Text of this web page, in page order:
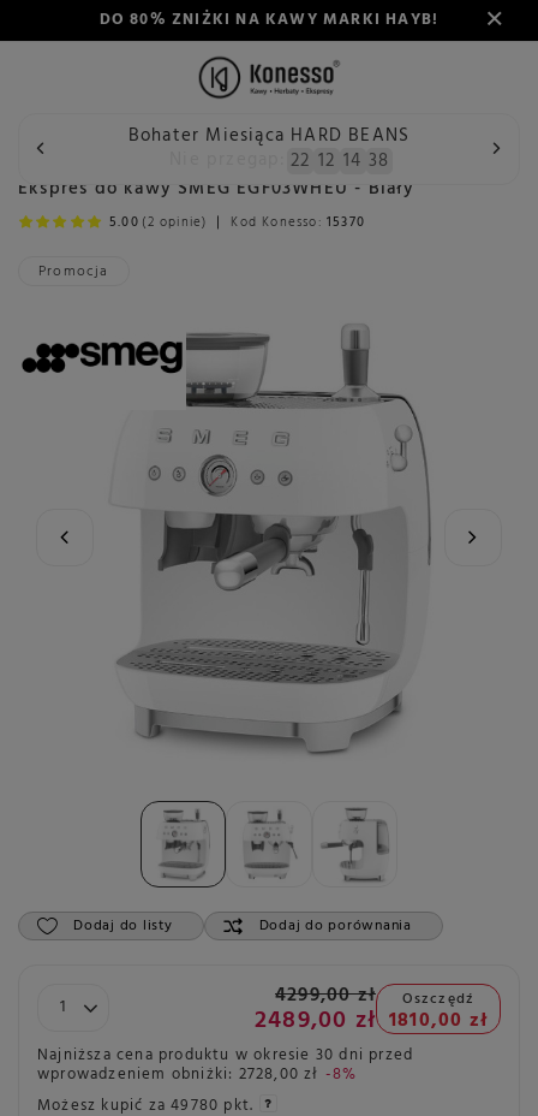
DO 80% ZNIŻKI NA KAWY MARKI HAYB!
Bohater Miesiąca HARD BEANS
22 12 14 37
Wstecz Konesso Ekspresy do kawy Rodzaj Kolbowy
Promocja
Ekspres do kawy SMEG EGF03WHEU - Biały
5.00 (2 opinie) Kod Konesso: 15370
Dodaj do listy Dodaj do porównania
4299,00 zł
2489,00 zł
Oszczędź
1810,00 zł
Najniższa cena produktu w okresie 30 dni przed
wprowadzeniem obniżki: 2728,00 zł -8%
Możesz kupić za49780 pkt.